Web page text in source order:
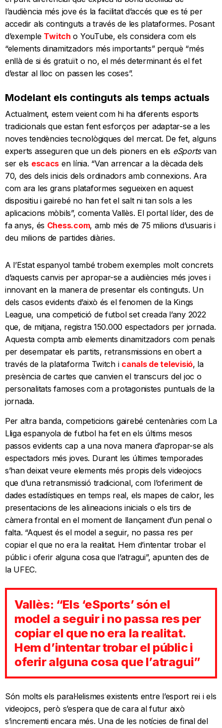
l’audiència més jove és la facilitat d’accés que es té per
accedir als continguts a través de les plataformes. Posant
d’exemple Twitch o YouTube, els considera com els
“elements dinamitzadors més importants” perquè “més
enllà de si és gratuït o no, el més determinant és el fet
d’estar al lloc on passen les coses”.
Modelant els continguts als temps actuals
Actualment, estem veient com hi ha diferents esports
tradicionals que estan fent esforços per adaptar-se a les
noves tendències tecnològiques del mercat. De fet, alguns
experts asseguren que un dels pioners en els eSportsvan
ser els escacs en línia. “Van arrencar a la dècada dels
70, des dels inicis dels ordinadors amb connexions. Ara
com ara les grans plataformes segueixen en aquest
dispositiu i gairebé no han fet el salt ni tan sols a les
aplicacions mòbils”, comenta Vallès. El portal líder, des de
fa anys, és Chess.com, amb més de 75 milions d’usuaris i
deu milions de partides diàries.
A l’Estat espanyol també trobem exemples molt concrets
d’aquests canvis per apropar-se a audiències més joves i
innovant en la manera de presentar els continguts. Un
dels casos evidents d’això és el fenomen de la Kings
League, una competició de futbol set creada l’any 2022
que, de mitjana, registra 150.000 espectadors per jornada.
Aquesta compta amb elements dinamitzadors com penals
per desempatar els partits, retransmissions en obert a
través de la plataforma Twitch i canals de televisió, la
presència de cartes que canvien el transcurs del joc o
personalitats famoses com a protagonistes puntuals de la
jornada.
Per altra banda, competicions gairebé centenàries com La
Lliga espanyola de futbol ha fet en els últims mesos
passos evidents cap a una nova manera d’apropar-se als
espectadors més joves. Durant les últimes temporades
s’han deixat veure elements més propis dels videojocs
que d’una retransmissió tradicional, com l’oferiment de
dades estadístiques en temps real, els mapes de calor, les
presentacions de les alineacions inicials o els tirs de
càmera frontal en el moment de llançament d’un penal o
falta. “Aquest és el model a seguir, no passa res per
copiar el que no era la realitat. Hem d’intentar trobar el
públic i oferir alguna cosa que l’atragui”, apunten des de
la UFEC.
Vallès: “Els ‘eSports’ són el
model a seguir i no passa res per
copiar el que no era la realitat.
Hem d’intentar trobar el públic i
oferir alguna cosa que l’atragui”
Són molts els paral·lelismes existents entre l’esport rei i els
videojocs, però s’espera que de cara al futur això
s’incrementi encara més. Una de les notícies de final del